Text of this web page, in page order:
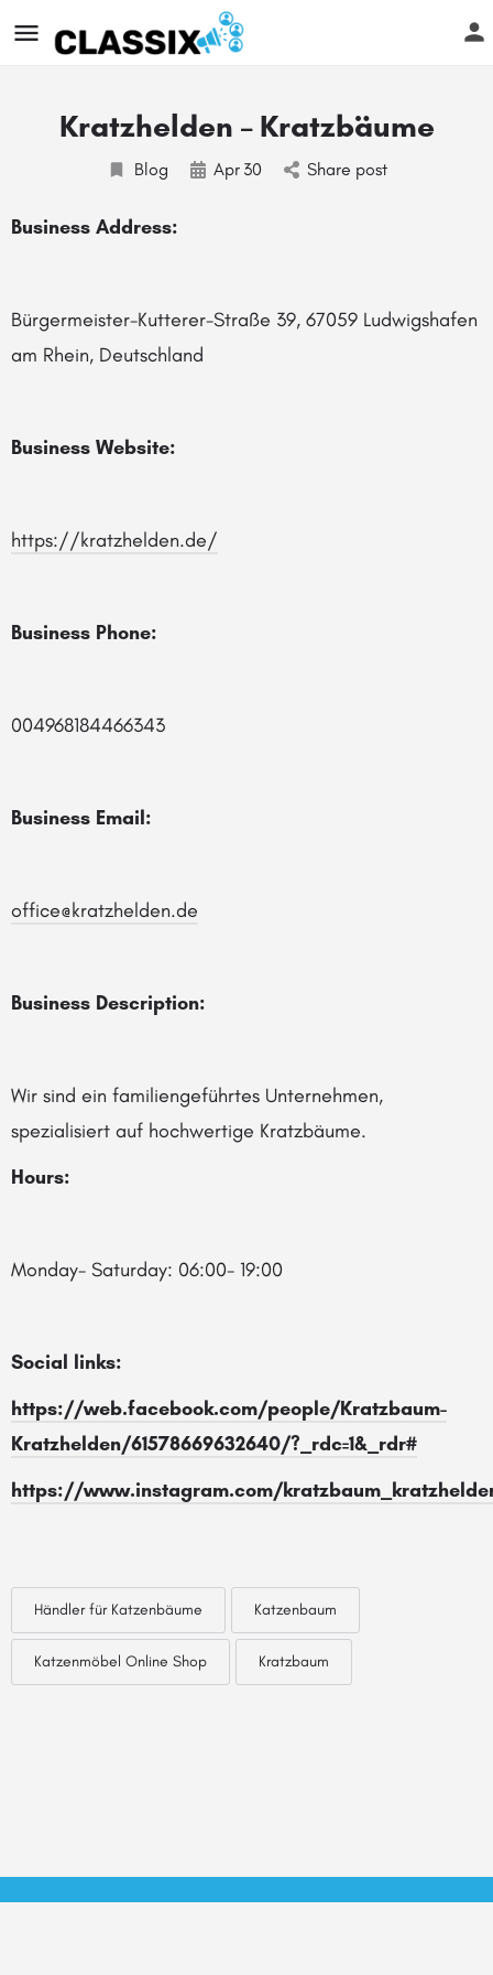
Kratzhelden – Kratzbäume
Blog Apr 30 Share post
Business Address:
Bürgermeister-Kutterer-Straße 39, 67059 Ludwigshafen
am Rhein, Deutschland
Business Website:
https://kratzhelden.de/
Business Phone:
004968184466343
Business Email:
office@kratzhelden.de
Business Description:
Wir sind ein familiengeführtes Unternehmen,
spezialisiert auf hochwertige Kratzbäume.
Hours:
Monday- Saturday: 06:00- 19:00
Social links:
https://web.facebook.com/people/Kratzbaum-
Kratzhelden/61578669632640/?_rdc=1&_rdr#
https://www.instagram.com/
Händler für Katzenbäume Katzenbaum
Katzenmöbel Online Shop Kratzbaum